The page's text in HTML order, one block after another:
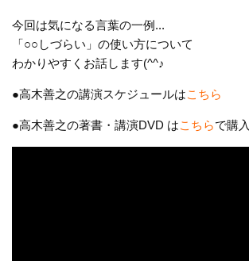
今回は気になる言葉の一例...
「○○しづらい」の使い方について
わかりやすくお話します(^^♪
●高木善之の講演スケジュールはこちら
●高木善之の著書・講演DVD はこちらで購入